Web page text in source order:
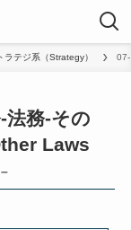
ラテジ系（Strategy）
法務-その
Laws